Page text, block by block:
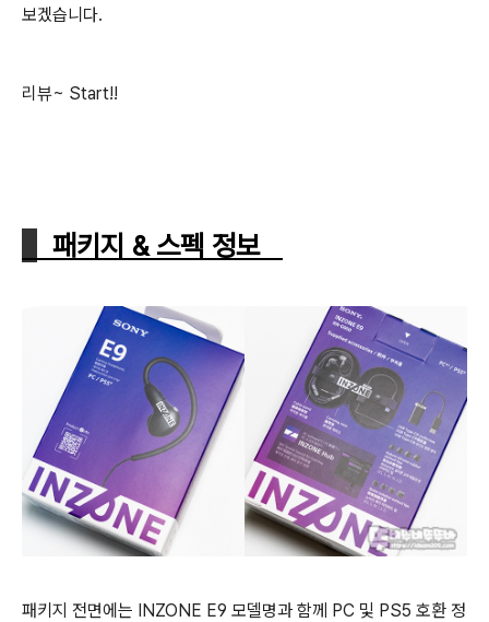
보겠습니다.
리뷰~ Start!!
패키지 & 스펙 정보
패키지 전면에는 INZONE E9 모델명과 함께 PC 및 PS5 호환 정